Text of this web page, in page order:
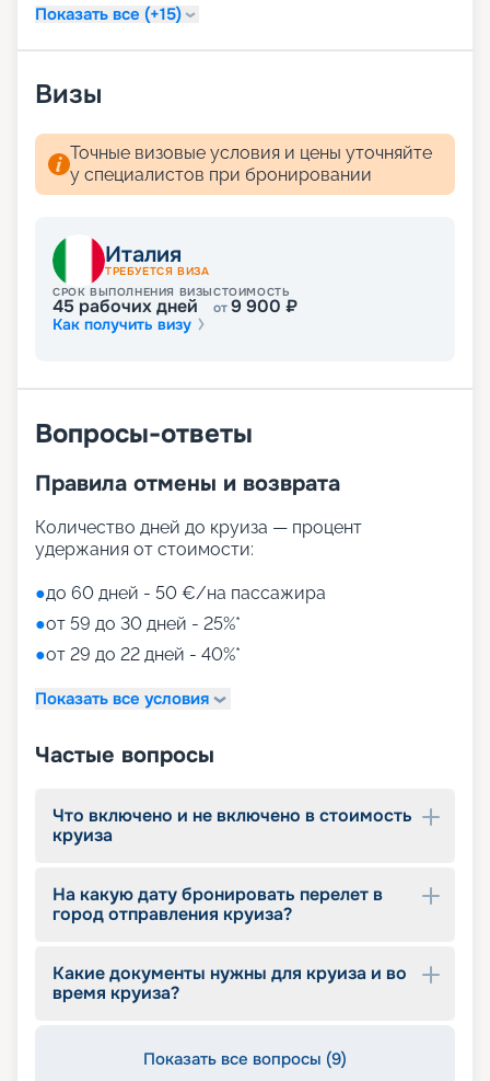
Показать все (+15)
Визы
Точные визовые условия и цены уточняйте
у специалистов при бронировании
Италия
ТРЕБУЕТСЯ ВИЗА
СРОК ВЫПОЛНЕНИЯ ВИЗЫ
45 рабочих дней
СТОИМОСТЬ
от9 900 ₽
Как получить визу
Вопросы-ответы
Правила отмены и возврата
Количество дней до круиза — процент
удержания от стоимости:
●до 60 дней - 50 €/на пассажира
●от 59 до 30 дней - 25%*
●от 29 до 22 дней - 40%*
Показать все условия
Частые вопросы
Что включено и не включено в стоимость
круиза
На какую дату бронировать перелет в
город отправления круиза?
Какие документы нужны для круиза и во
время круиза?
Показать все вопросы (9)